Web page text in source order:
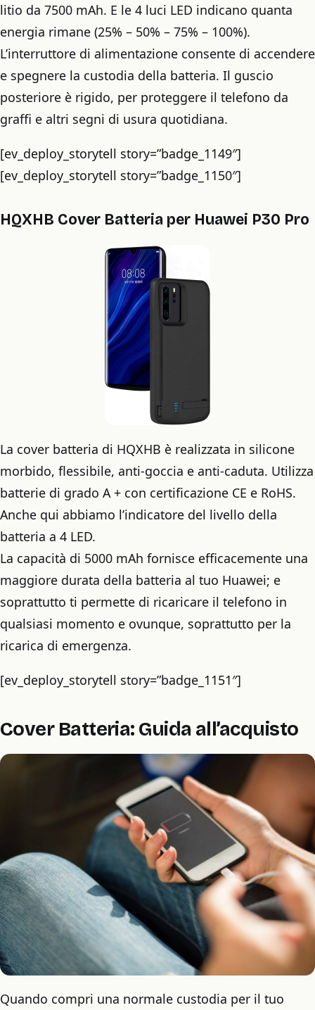
litio da 7500 mAh. E le 4 luci LED indicano quanta
energia rimane (25% – 50% – 75% – 100%).
L’interruttore di alimentazione consente di accendere
e spegnere la custodia della batteria. Il guscio
posteriore è rigido, per proteggere il telefono da
graffi e altri segni di usura quotidiana.
[ev_deploy_storytell story=”badge_1149″]
[ev_deploy_storytell story=”badge_1150″]
HQXHB Cover Batteria per Huawei P30 Pro
La cover batteria di HQXHB è realizzata in silicone
morbido, flessibile, anti-goccia e anti-caduta. Utilizza
batterie di grado A + con certificazione CE e RoHS.
Anche qui abbiamo l’indicatore del livello della
batteria a 4 LED.
La capacità di 5000 mAh fornisce efficacemente una
maggiore durata della batteria al tuo Huawei; e
soprattutto ti permette di ricaricare il telefono in
qualsiasi momento e ovunque, soprattutto per la
ricarica di emergenza.
[ev_deploy_storytell story=”badge_1151″]
Cover Batteria: Guida all’acquisto
Quando compri una normale custodia per il tuo